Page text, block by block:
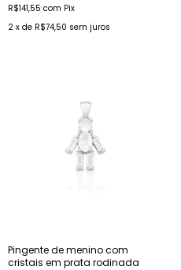
R$141,55 com Pix
2 x de R$74,50 sem juros
Pingente de menino com
cristais em prata rodinada